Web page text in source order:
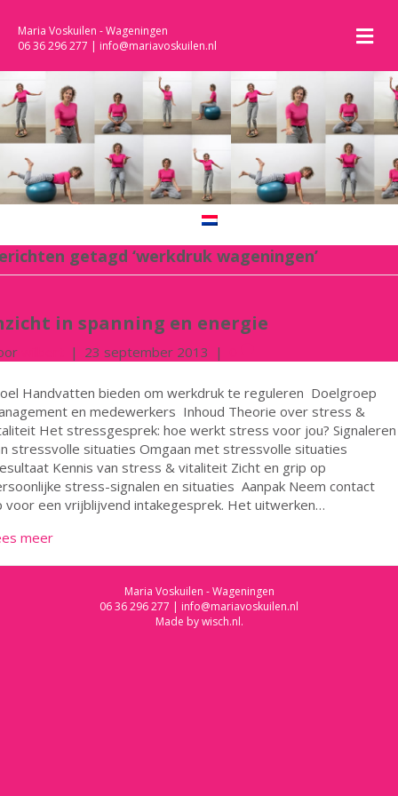
Maria Voskuilen - Wageningen
06 36 296 277 | info@mariavoskuilen.nl
getagd ‘werkdruk wageningen’
in spanning en energie
| 23 september 2013 |
Handvatten bieden om werkdruk te reguleren Doelgroep
en medewerkers Inhoud Theorie over stress &
Het stressgesprek: hoe werkt stress voor jou? Signaleren
stressvolle situaties Omgaan met stressvolle situaties
Kennis van stress & vitaliteit Zicht en grip op
stress-signalen en situaties Aanpak Neem contact
voor een vrijblijvend intakegesprek. Het uitwerken…
meer
Maria Voskuilen - Wageningen
06 36 296 277 | info@mariavoskuilen.nl
Made bywisch.nl.